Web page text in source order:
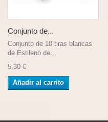
Conjunto de...
Conjunto de 10 tiras blancas
de Estileno de...
5,30 €
Añadir al carrito